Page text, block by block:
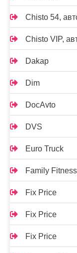
Chisto 54,
Chisto VIP,
Dakap
Dim
DocAvto
DVS
Euro Truck
Family
Fix Price
Fix Price
Fix Price